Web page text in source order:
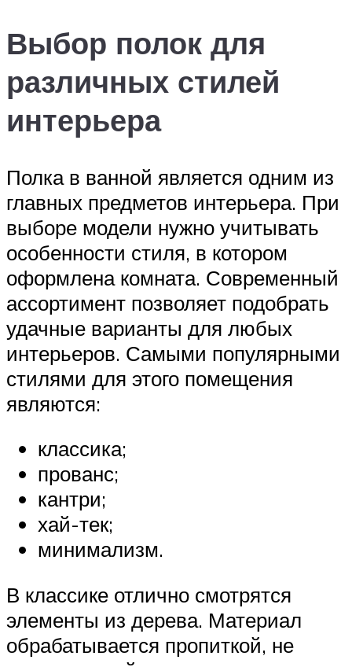
Выбор полок для
различных стилей
интерьера
Полка в ванной является одним из
главных предметов интерьера. При
выборе модели нужно учитывать
особенности стиля, в котором
оформлена комната. Современный
ассортимент позволяет подобрать
удачные варианты для любых
интерьеров. Самыми популярными
стилями для этого помещения
являются:
классика;
прованс;
кантри;
хай-тек;
минимализм.
В классике отлично смотрятся
элементы из дерева. Материал
обрабатывается пропиткой, не